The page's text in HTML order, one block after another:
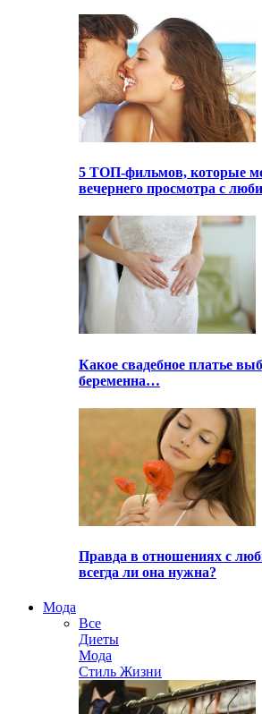
5 ТОП-фильмов, которые
вечернего просмотра с
Какое свадебное платье
беременна…
Правда в отношениях с
всегда ли она нужна?
Мода
Все
Диеты
Мода
Стиль Жизни